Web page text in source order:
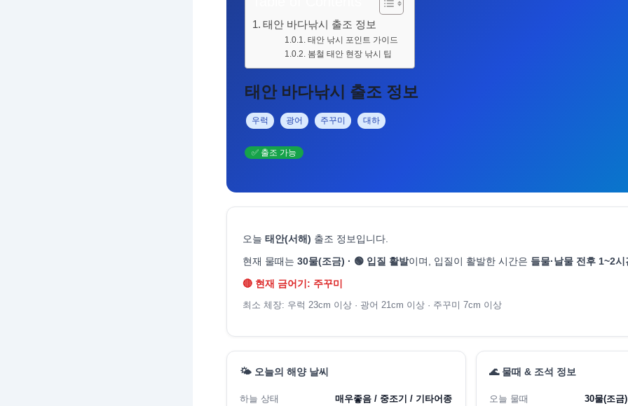
태안 바다낚시 출조 정보
태안 낚시 포인트 가이드
봄철 태안 현장 낚시 팁
태안 바다낚시 출조 정보
우럭 광어 주꾸미 대하
✅ 출조 가능
오늘 태안(서해) 출조 정보입니다.
현재 물때는 30물(조금) · 🟢 입질 활발이며, 입질이 활발한 시간은 들물·날물 전후 1~2시
🔴 현재 금어기: 주꾸미
최소 체장: 우럭 23cm 이상 · 광어 21cm 이상 · 주꾸미 7cm 이상
🌤️ 오늘의 해양 날씨
하늘 상태 매우좋음 / 중조기 / 기타어종
🌊 물때 & 조석 정보
오늘 물때 30물(조금